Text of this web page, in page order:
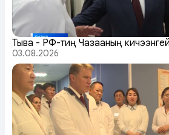
Тыва - РФ-тиң Чазааның
03.08.2026